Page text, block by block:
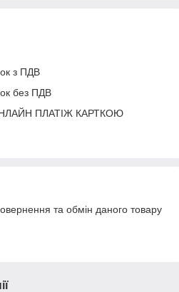
з ПДВ
без ПДВ
ПЛАТІЖ КАРТКОЮ
та обмін даного товару